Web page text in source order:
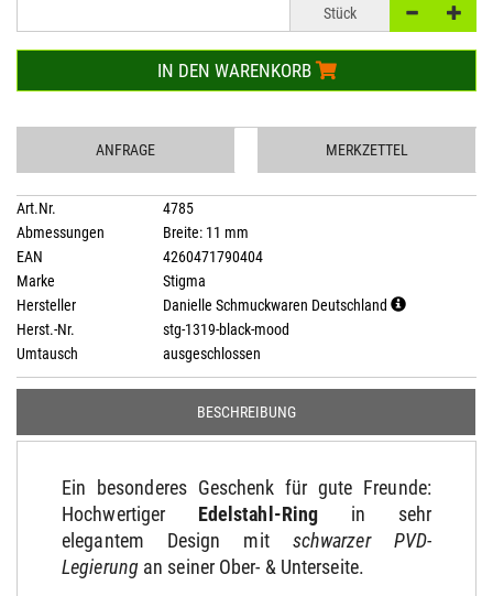
Stück
IN DEN WARENKORB
ANFRAGE MERKZETTEL
Art.Nr.
4785
Abmessungen
Breite: 11 mm
EAN
4260471790404
Marke
Stigma
Hersteller
Danielle Schmuckwaren Deutschland
Herst.-Nr.
stg-1319-black-mood
Umtausch
ausgeschlossen
BESCHREIBUNG
Ein besonderes Geschenk für gute Freunde:
Hochwertiger Edelstahl-Ring in sehr
elegantem Design mit schwarzer PVD-
Legierungan seiner Ober- & Unterseite.